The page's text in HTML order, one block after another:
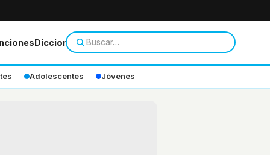
Diccionario
Adolescentes Jóvenes